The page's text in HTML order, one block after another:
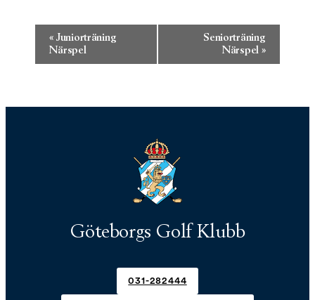
Evenemang-
navigering
« Juniorträning
Närspel
Seniorträning
Närspel »
Göteborgs Golf Klubb
031-282444